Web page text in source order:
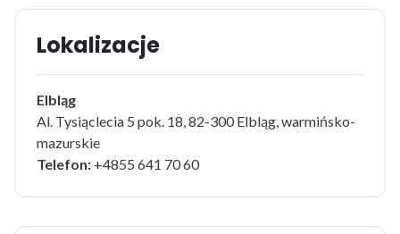
Lokalizacje
Elbląg
Al. Tysiąclecia 5 pok. 18, 82-300 Elbląg, warmińsko-
mazurskie
Telefon: +4855 641 70 60